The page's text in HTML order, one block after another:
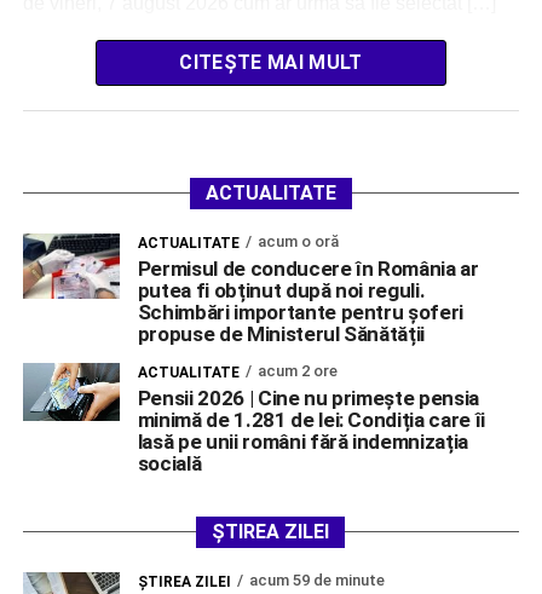
CITEȘTE MAI MULT
ACTUALITATE
ACTUALITATE acum o oră
Permisul de conducere în România ar
putea fi obținut după noi reguli.
Schimbări importante pentru șoferi
propuse de Ministerul Sănătății
ACTUALITATE acum 2 ore
Pensii 2026 | Cine nu primește pensia
minimă de 1.281 de lei: Condiția care îi
lasă pe unii români fără indemnizația
socială
ȘTIREA ZILEI
ŞTIREA ZILEI acum 59 de minute